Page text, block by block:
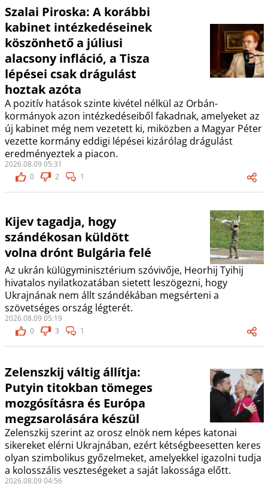
Szalai Piroska: A korábbi
kabinet intézkedéseinek
köszönhető a júliusi
alacsony infláció, a Tisza
lépései csak drágulást
hoztak azóta
A pozitív hatások szinte kivétel nélkül az Orbán-
kormányok azon intézkedéseiből fakadnak, amelyeket az
új kabinet még nem vezetett ki, miközben a Magyar Péter
vezette kormány eddigi lépései kizárólag drágulást
eredményeztek a piacon.
2026.08.09 05:31
0
2 1
Kijev tagadja, hogy
szándékosan küldött
volna drónt Bulgária felé
Az ukrán külügyminisztérium szóvivője, Heorhij Tyihij
hivatalos nyilatkozatában sietett leszögezni, hogy
Ukrajnának nem állt szándékában megsérteni a
szövetséges ország légterét.
2026.08.09 05:19
0
3 1
Zelenszkij váltig állítja:
Putyin titokban tömeges
mozgósításra és Európa
megzsarolására készül
Zelenszkij szerint az orosz elnök nem képes katonai
sikereket elérni Ukrajnában, ezért kétségbeesetten keres
olyan szimbolikus győzelmeket, amelyekkel igazolni tudja
a kolosszális veszteségeket a saját lakossága előtt.
2026.08.09 04:56